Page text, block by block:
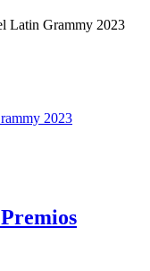
Latin Grammy 2023